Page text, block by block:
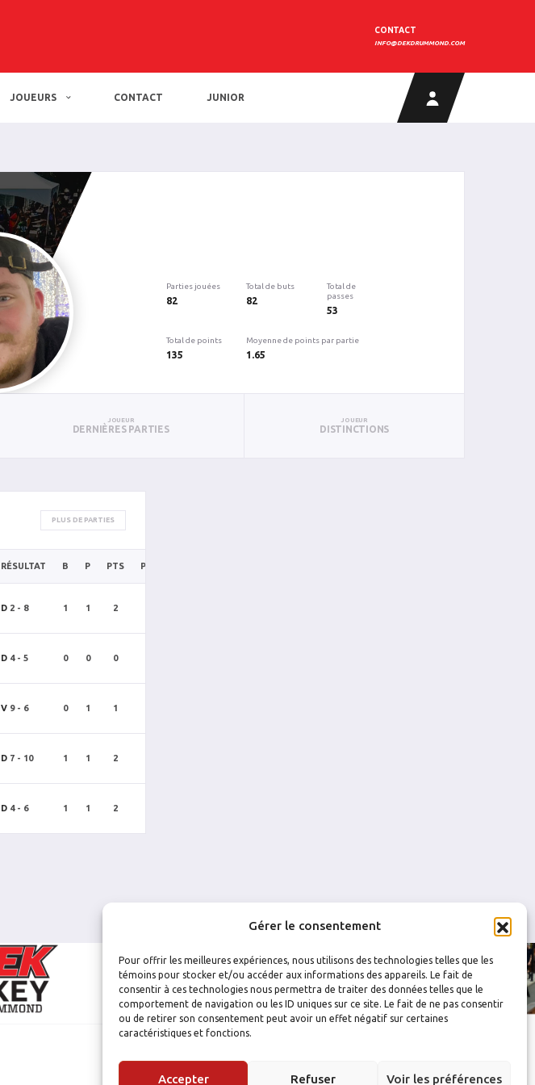
Gérer le consentement
Pour offrir les meilleures expériences, nous utilisons des technologies telles que les
témoins pour stocker et/ou accéder aux informations des appareils. Le fait de
consentir à ces technologies nous permettra de traiter des données telles que le
comportement de navigation ou les ID uniques sur ce site. Le fait de ne pas consentir
ou de retirer son consentement peut avoir un effet négatif sur certaines
caractéristiques et fonctions.
Accepter Refuser Voir les préférences
CONTACT
INFO@DEKDRUMMOND.COM
JOUEURS CONTACT JUNIOR
Parties jouées
82
Total de buts
82
Total de
passes
53
Total de points
135
Moyenne de points par partie
1.65
JOUEUR
DERNIÈRES PARTIES
JOUEUR
DISTINCTIONS
PLUS DE PARTIES
RÉSULTAT B P PTS PUN
D 2 - 8 1 1 2
D 4 - 5 0 0 0
V 9 - 6 0 1 1
D 7 - 10 1 1 2
D 4 - 6 1 1 2